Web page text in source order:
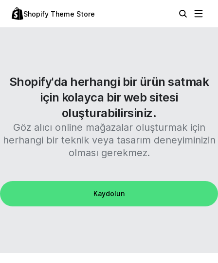
Shopify Theme Store
Shopify'da herhangi bir ürün satmak
için kolayca bir web sitesi
oluşturabilirsiniz.
Göz alıcı online mağazalar oluşturmak için
herhangi bir teknik veya tasarım deneyiminizin
olması gerekmez.
Kaydolun